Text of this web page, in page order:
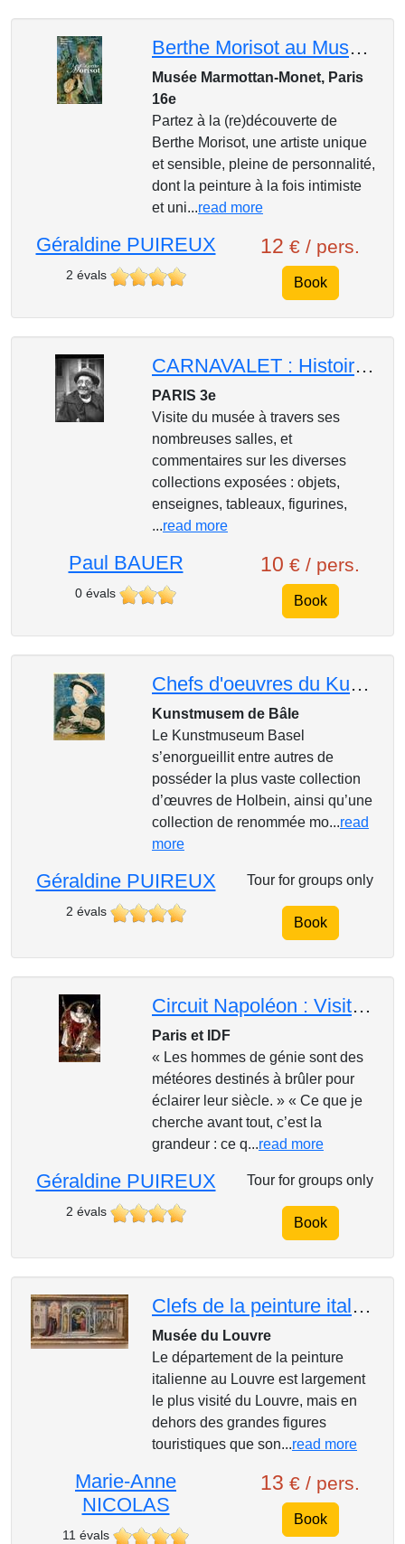
Berthe Morisot au Musée Marmottan-Monet : peinture impressionniste
Musée Marmottan-Monet, Paris
16e
Partez à la (re)découverte de
Berthe Morisot, une artiste unique
et sensible, pleine de personnalité,
dont la peinture à la fois intimiste
et uni...read more
Géraldine PUIREUX
2 évals
12 € / pers.
Book
CARNAVALET : Histoire de la vie parisienne
PARIS 3e
Visite du musée à travers ses
nombreuses salles, et
commentaires sur les diverses
collections exposées : objets,
enseignes, tableaux, figurines,
...read more
Paul BAUER
0 évals
10 € / pers.
Book
Chefs d'oeuvres du Kunstmuseum Basel à Bâle
Kunstmusem de Bâle
Le Kunstmuseum Basel
s’enorgueillit entre autres de
posséder la plus vaste collection
d’œuvres de Holbein, ainsi qu’une
collection de renommée mo...read
more
Géraldine PUIREUX
2 évals
Tour for groups only
Book
Circuit Napoléon : Visitez les lieux de son histoire et de celle de la France!
Paris et IDF
« Les hommes de génie sont des
météores destinés à brûler pour
éclairer leur siècle. » « Ce que je
cherche avant tout, c’est la
grandeur : ce q...read more
Géraldine PUIREUX
2 évals
Tour for groups only
Book
Clefs de la peinture italienne au Louvre
Musée du Louvre
Le département de la peinture
italienne au Louvre est largement
le plus visité du Louvre, mais en
dehors des grandes figures
touristiques que son...read more
Marie-Anne
NICOLAS
11 évals
13 € / pers.
Book